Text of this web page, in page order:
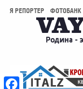
Я РЕПОРТЕР ФОТОБАНК